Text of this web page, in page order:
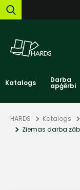
Katalogs Darba
apģērbi
HARDS Katalogs
Ziemas darba